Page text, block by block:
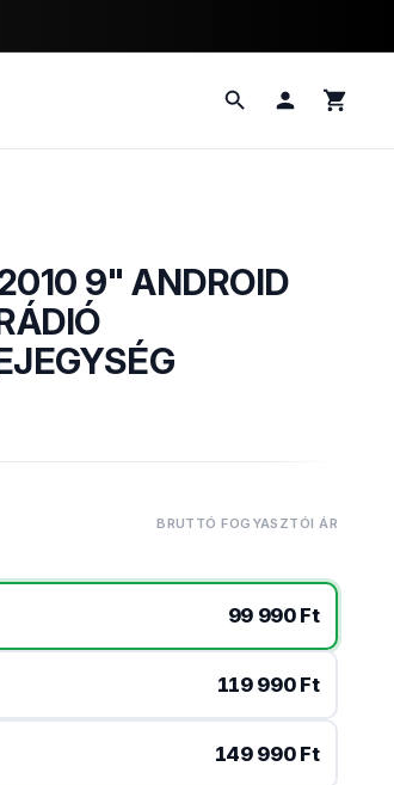
9" ANDROID
BRUTTÓ FOGYASZTÓI ÁR
99 990 Ft
119 990 Ft
149 990 Ft